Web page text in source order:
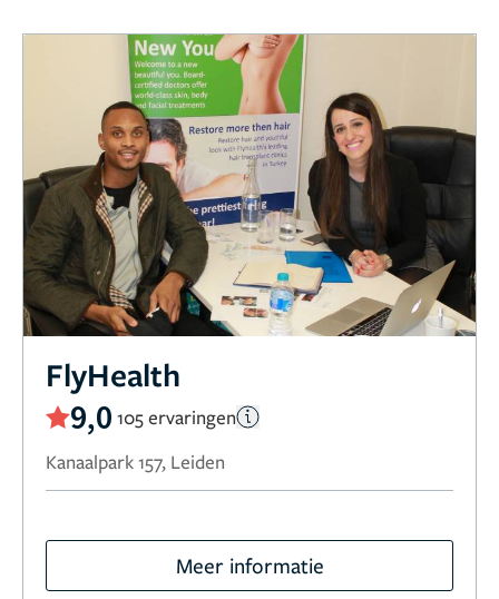
FlyHealth
9,0 105 ervaringen
Kanaalpark 157, Leiden
Meer informatie